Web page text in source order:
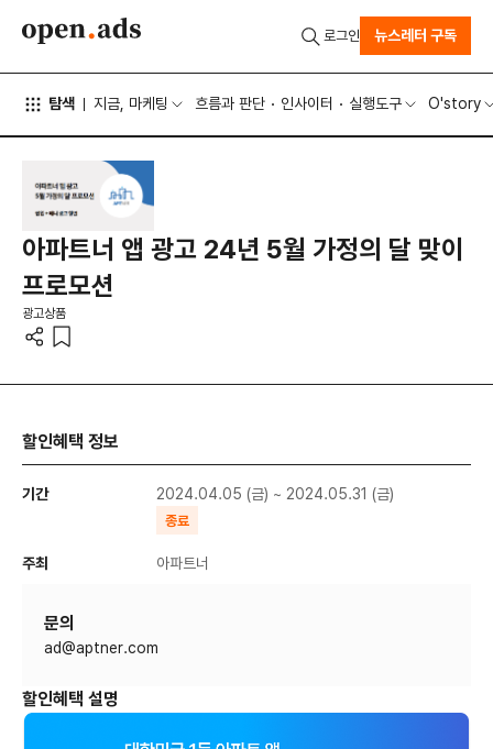
탐색 지금, 마케팅 흐름과 판단 인사이터 실행도구 O'story
로그인 뉴스레터 구독
아파트너 앱 광고 24년 5월 가정의 달 맞이
프로모션
광고상품
할인혜택 정보
기간 2024.04.05 (금) ~ 2024.05.31 (금)
종료
주최 아파트너
문의
ad@aptner.com
할인혜택 설명